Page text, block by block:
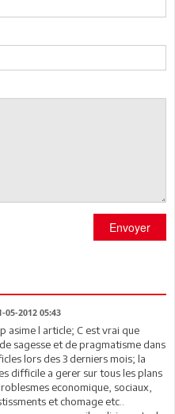
Envoyer
05-2012 05:43
asime l article; C est vrai que
sagesse et de pragmatisme dans
lors des 3 derniers mois; la
difficile a gerer sur tous les plans
economique, sociaux,
et chomage etc..